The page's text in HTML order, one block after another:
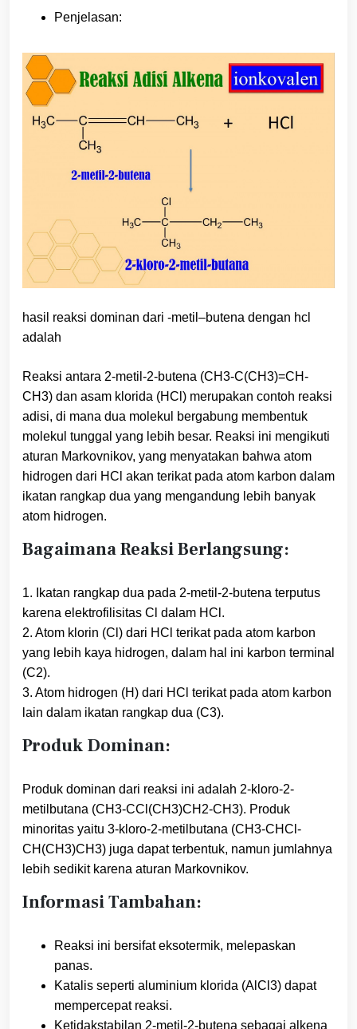
Penjelasan:
hasil reaksi dominan dari -metil–butena dengan hcl
adalah
Reaksi antara 2-metil-2-butena (CH3-C(CH3)=CH-
CH3) dan asam klorida (HCl) merupakan contoh reaksi
adisi, di mana dua molekul bergabung membentuk
molekul tunggal yang lebih besar. Reaksi ini mengikuti
aturan Markovnikov, yang menyatakan bahwa atom
hidrogen dari HCl akan terikat pada atom karbon dalam
ikatan rangkap dua yang mengandung lebih banyak
atom hidrogen.
Bagaimana Reaksi Berlangsung:
1. Ikatan rangkap dua pada 2-metil-2-butena terputus
karena elektrofilisitas Cl dalam HCl.
2. Atom klorin (Cl) dari HCl terikat pada atom karbon
yang lebih kaya hidrogen, dalam hal ini karbon terminal
(C2).
3. Atom hidrogen (H) dari HCl terikat pada atom karbon
lain dalam ikatan rangkap dua (C3).
Produk Dominan:
Produk dominan dari reaksi ini adalah 2-kloro-2-
metilbutana (CH3-CCl(CH3)CH2-CH3). Produk
minoritas yaitu 3-kloro-2-metilbutana (CH3-CHCl-
CH(CH3)CH3) juga dapat terbentuk, namun jumlahnya
lebih sedikit karena aturan Markovnikov.
Informasi Tambahan:
Reaksi ini bersifat eksotermik, melepaskan
panas.
Katalis seperti aluminium klorida (AlCl3) dapat
mempercepat reaksi.
Ketidakstabilan 2-metil-2-butena sebagai alkena